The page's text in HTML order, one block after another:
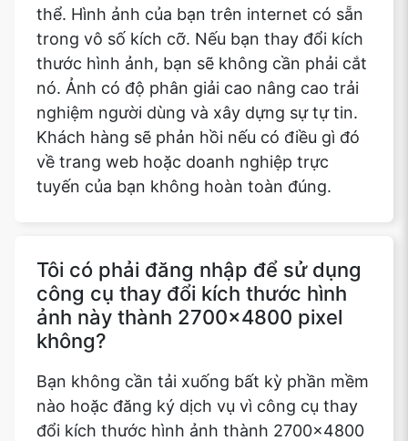
thể. Hình ảnh của bạn trên internet có sẵn
trong vô số kích cỡ. Nếu bạn thay đổi kích
thước hình ảnh, bạn sẽ không cần phải cắt
nó. Ảnh có độ phân giải cao nâng cao trải
nghiệm người dùng và xây dựng sự tự tin.
Khách hàng sẽ phản hồi nếu có điều gì đó
về trang web hoặc doanh nghiệp trực
tuyến của bạn không hoàn toàn đúng.
Tôi có phải đăng nhập để sử dụng
công cụ thay đổi kích thước hình
ảnh này thành 2700x4800 pixel
không?
Bạn không cần tải xuống bất kỳ phần mềm
nào hoặc đăng ký dịch vụ vì công cụ thay
đổi kích thước hình ảnh thành 2700x4800